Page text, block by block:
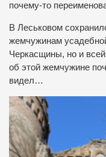
почему-то
В Леськовом
жемчужинам
Черкасщины, но и
об этой жемчужине
видел…